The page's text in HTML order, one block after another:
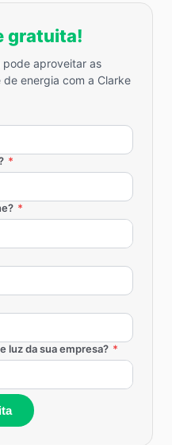
gratuita!
pode aproveitar as
energia com a Clarke
*
*
luz da sua empresa? *